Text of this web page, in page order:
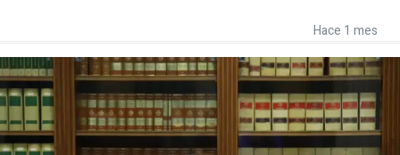
Hace 1 mes